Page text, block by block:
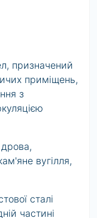
призначений
приміщень,
з
вугілля,
сталі
частині